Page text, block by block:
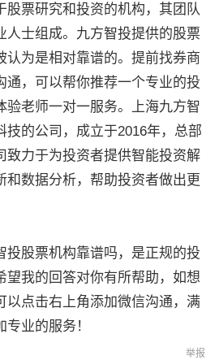
股票研究和投资的机构，其团队
人士组成。九方智投提供的股票
认为是相对靠谱的。提前找券商
通，可以帮你推荐一个专业的投
老师一对一服务。 上海九方智
技的公司，成立于2016年，总部
致力于为投资者提供智能投资解
和数据分析，帮助投资者做出更
投股票机构靠谱吗，是正规的投
望我的回答对你有所帮助，如想
以点击右上角添加微信沟通，满
业的服务！
举报